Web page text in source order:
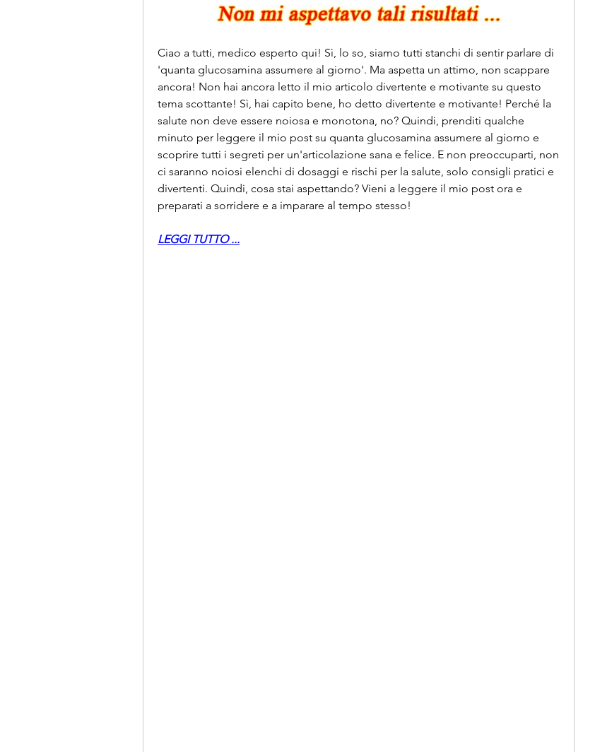
Ciao a tutti, medico esperto qui! Sì, lo so, siamo tutti stanchi di sentir parlare di
'quanta glucosamina assumere al giorno'. Ma aspetta un attimo, non scappare
ancora! Non hai ancora letto il mio articolo divertente e motivante su questo
tema scottante! Sì, hai capito bene, ho detto divertente e motivante! Perché la
salute non deve essere noiosa e monotona, no? Quindi, prenditi qualche
minuto per leggere il mio post su quanta glucosamina assumere al giorno e
scoprire tutti i segreti per un'articolazione sana e felice. E non preoccuparti, non
ci saranno noiosi elenchi di dosaggi e rischi per la salute, solo consigli pratici e
divertenti. Quindi, cosa stai aspettando? Vieni a leggere il mio post ora e
preparati a sorridere e a imparare al tempo stesso!
LEGGI TUTTO ...